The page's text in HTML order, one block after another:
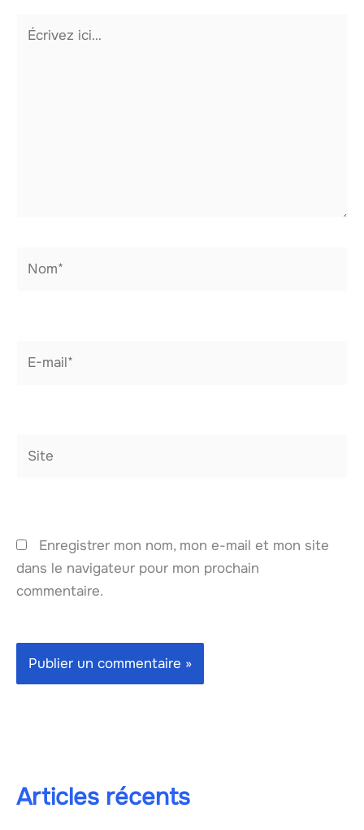
Écrivez
Enregistrer mon nom, mon e-mail et mon site
dans le navigateur pour mon prochain
commentaire.
Articles récents